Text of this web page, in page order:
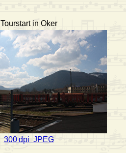
Tourstart in Oker
300 dpi JPEG